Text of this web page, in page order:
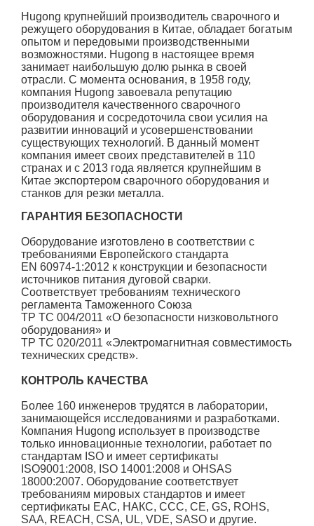
Hugong крупнейший производитель сварочного и
режущего оборудования в Китае, обладает богатым
опытом и передовыми производственными
возможностями. Hugong в настоящее время
занимает наибольшую долю рынка в своей
отрасли. С момента основания, в 1958 году,
компания Hugong завоевала репутацию
производителя качественного сварочного
оборудования и сосредоточила свои усилия на
развитии инноваций и усовершенствовании
существующих технологий. В данный момент
компания имеет своих представителей в 110
странах и с 2013 года является крупнейшим в
Китае экспортером сварочного оборудования и
станков для резки металла.
ГАРАНТИЯ БЕЗОПАСНОСТИ
Оборудование изготовлено в соответствии с
требованиями Европейского стандарта
EN 60974-1:2012 к конструкции и безопасности
источников питания дуговой сварки.
Соответствует требованиям технического
регламента Таможенного Союза
ТР ТС 004/2011 «О безопасности низковольтного
оборудования» и
ТР ТС 020/2011 «Электромагнитная совместимость
технических средств».
КОНТРОЛЬ КАЧЕСТВА
Более 160 инженеров трудятся в лаборатории,
занимающейся исследованиями и разработками.
Компания Hugong использует в производстве
только инновационные технологии, работает по
стандартам ISO и имеет сертификаты
ISO9001:2008, ISO 14001:2008 и OHSAS
18000:2007. Оборудование соответствует
требованиям мировых стандартов и имеет
сертификаты EAC, НАКС, CCC, CE, GS, ROHS,
SAA, REACH, CSA, UL, VDE, SASO и другие.